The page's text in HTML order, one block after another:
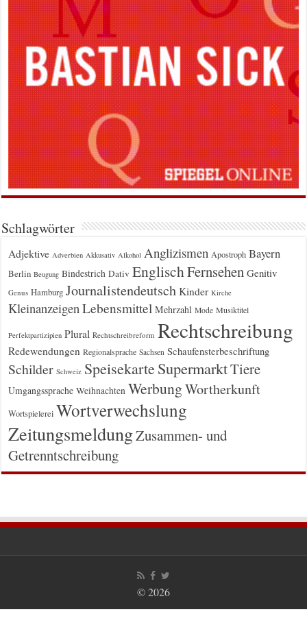
Schlagwörter
Adjektive Adverbien Akkusativ Alkohol Anglizismen Apostroph Bayern
Berlin Beugung Bindestrich Dativ EnglischFernsehen Genitiv
Genus Hamburg Journalistendeutsch Kinder Kirche
Kleinanzeigen Lebensmittel Mehrzahl Mode Musiktitel
Perfektpartizipien Plural Rechtschreibreform Rechtschreibung
Redewendungen Regionalsprache Sachsen Schaufensterbeschriftung
Schilder Schweiz Speisekarte SupermarktTiere
Umgangssprache Weihnachten WerbungWortherkunft
Wortspielerei Wortverwechslung
ZeitungsmeldungZusammen- und
Getrenntschreibung
© 2026